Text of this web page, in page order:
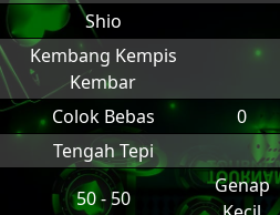
Shio
Kembang Kempis
Kembar
Colok Bebas
0
Tengah Tepi
50 - 50
Genap